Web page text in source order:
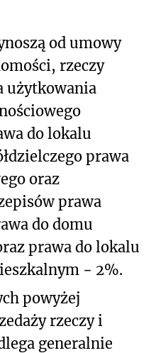
od umowy
rzeczy
użytkowania
do lokalu
prawa
oraz
prawa
do domu
prawa do lokalu
− 2%.
powyżej
rzeczy i
generalnie